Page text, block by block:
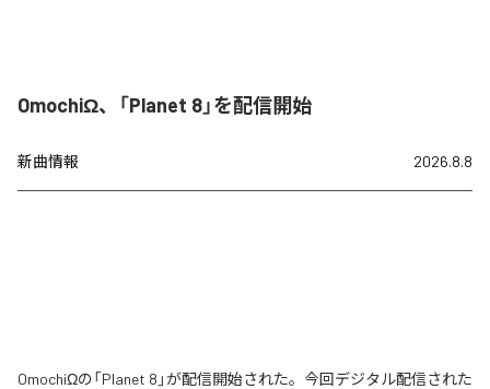
OmochiΩ、「Planet 8」を配信開始
新曲情報 2026.8.8
OmochiΩの「Planet 8」が配信開始された。今回デジタル配信された